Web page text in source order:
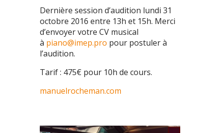
Dernière session d’audition lundi 31
octobre 2016 entre 13h et 15h. Merci
d’envoyer votre CV musical
à piano@imep.pro pour postuler à
l’audition.
Tarif : 475€ pour 10h de cours.
manuelrocheman.com